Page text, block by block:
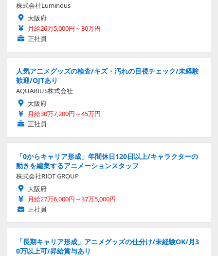
株式会社Luminous
大阪府
月給26万5,000円～30万円
正社員
人気アニメグッズの検査/キズ・汚れの目視チェック/未経験
歓迎/OJTあり
AQUARIUS株式会社
大阪府
月給30万7,200円～45万円
正社員
「0からキャリア形成」年間休日120日以上/キャラクターの
動きを編集するアニメーションスタッフ
株式会社RIOT GROUP
大阪府
月給27万6,000円～37万5,000円
正社員
「長期キャリア形成」アニメグッズの仕分け/未経験OK/月3
0万以上可/昇給賞与あり